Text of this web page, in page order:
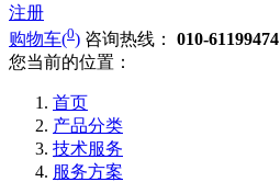
注册
购物车(0) 咨询热线： 010-61199474
您当前的位置：
首页
产品分类
技术服务
服务方案